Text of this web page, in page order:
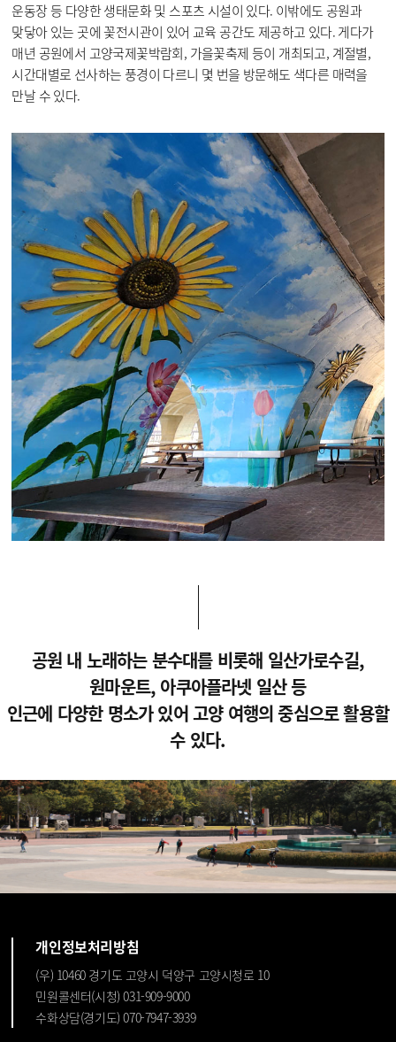
운동장 등 다양한 생태문화 및 스포츠 시설이 있다. 이밖에도 공원과
맞닿아 있는 곳에 꽃전시관이 있어 교육 공간도 제공하고 있다. 게다가
매년 공원에서 고양국제꽃박람회, 가을꽃축제 등이 개최되고, 계절별,
시간대별로 선사하는 풍경이 다르니 몇 번을 방문해도 색다른 매력을
만날 수 있다.
공원 내 노래하는 분수대를 비롯해 일산가로수길,
원마운트, 아쿠아플라넷 일산 등
인근에 다양한 명소가 있어 고양 여행의 중심으로 활용할
수 있다.
개인정보처리방침
(우) 10460 경기도 고양시 덕양구 고양시청로 10
민원콜센터(시청) 031-909-9000
수화상담(경기도) 070-7947-3939